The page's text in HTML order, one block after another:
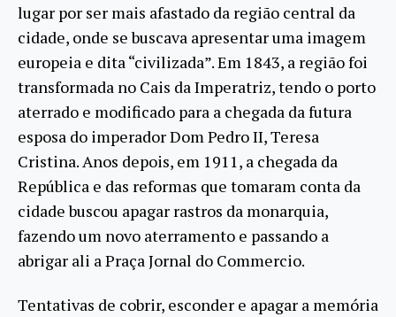
lugar por ser mais afastado da região central da
cidade, onde se buscava apresentar uma imagem
europeia e dita “civilizada”. Em 1843, a região foi
transformada no Cais da Imperatriz, tendo o porto
aterrado e modificado para a chegada da futura
esposa do imperador Dom Pedro II, Teresa
Cristina. Anos depois, em 1911, a chegada da
República e das reformas que tomaram conta da
cidade buscou apagar rastros da monarquia,
fazendo um novo aterramento e passando a
abrigar ali a Praça Jornal do Commercio.
Tentativas de cobrir, esconder e apagar a memória